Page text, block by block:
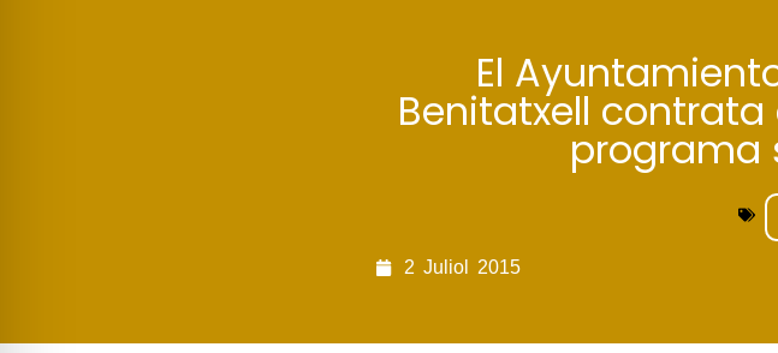
El
Benitatxell
programa
2 Juliol 2015